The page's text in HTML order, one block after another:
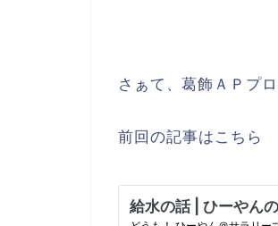
さぁて、葛飾ＡＰプ
前回の記事はこちら